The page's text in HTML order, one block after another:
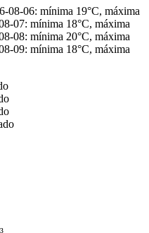
08-06: mínima 19°C, máxima
07: mínima 18°C, máxima
08: mínima 20°C, máxima
09: mínima 18°C, máxima